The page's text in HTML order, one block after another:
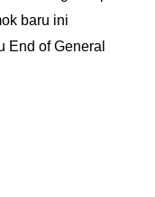
baru ini
End of General